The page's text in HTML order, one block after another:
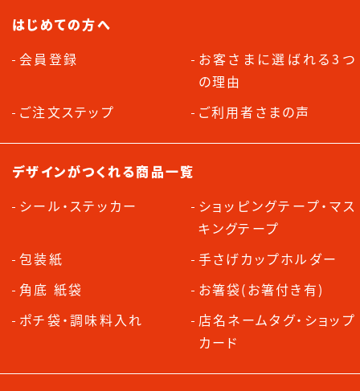
はじめての方へ
会員登録
お客さまに選ばれる3つ
の理由
ご注文ステップ
ご利用者さまの声
デザインがつくれる商品一覧
シール・ステッカー
ショッピングテープ・マス
キングテープ
包装紙
手さげカップホルダー
角底 紙袋
お箸袋(お箸付き有)
ポチ袋・調味料入れ
店名ネームタグ・ショップ
カード